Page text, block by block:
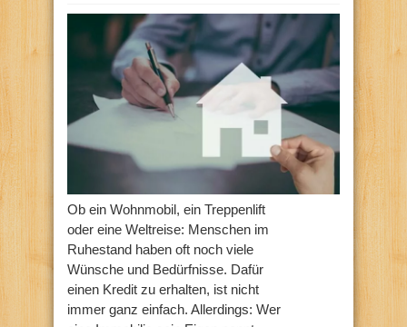
Ob ein Wohnmobil, ein Treppenlift
oder eine Weltreise: Menschen im
Ruhestand haben oft noch viele
Wünsche und Bedürfnisse. Dafür
einen Kredit zu erhalten, ist nicht
immer ganz einfach. Allerdings: Wer